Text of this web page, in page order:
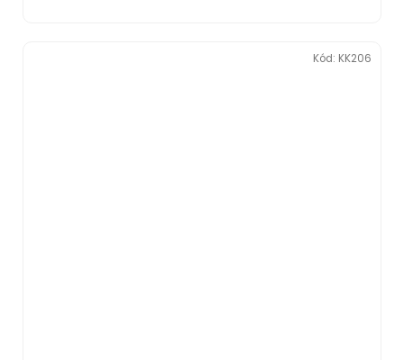
Kód: KK206